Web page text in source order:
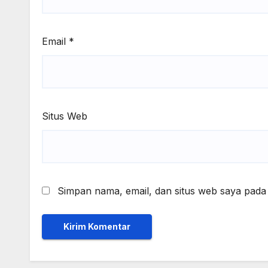
Email *
Situs Web
Simpan nama, email, dan situs web saya